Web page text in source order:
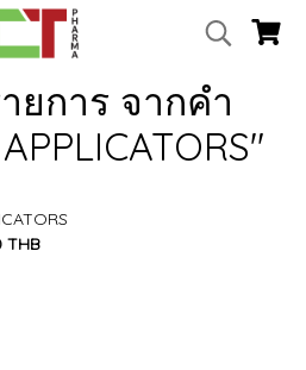
ยการ จากคำ
THB